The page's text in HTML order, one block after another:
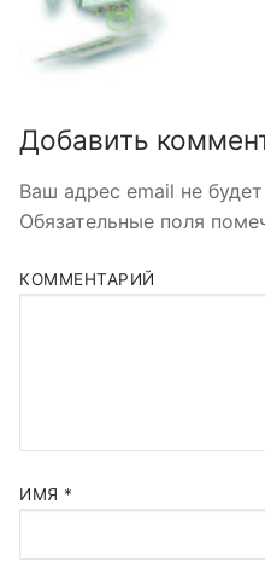
Добавить
Ваш адрес email не
Обязательные поля
КОММЕНТАРИЙ
ИМЯ *